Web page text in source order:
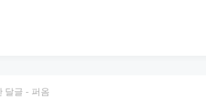
달글 - 퍼옴